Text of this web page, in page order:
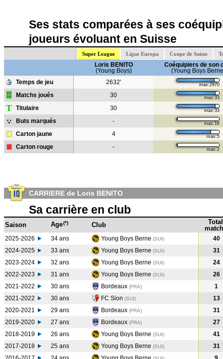
Ses stats comparées à ses
joueurs évoluant en Suisse
Super League Ligue Europa Coupe de Suisse
Loris BENITO
(Young Boys)
Coéquipiers de son
(Young Boys
Temps de jeu
2632' max:2970
Matchs joués 30 max:33
T Titulaire 30 max:33
Buts marqués - max:16
Carton jaune 4 max:5
Carton rouge - max:2
CARRIERE de Loris BENITO
Sa carrière en club
Saison Age(*) Club
Total
2025-2026 34 ans Young Boys Berne (SUI)
40
2024-2025
33 ans Young Boys Berne (SUI)
31
2023-2024
32 ans Young Boys Berne (SUI)
24
2022-2023
31 ans Young Boys Berne (SUI)
26
2021-2022
30 ans Bordeaux (FRA)
1
2021-2022
30 ans FC Sion (SUI)
13
2020-2021
29 ans Bordeaux (FRA)
31
2019-2020
27 ans Bordeaux (FRA)
27
2018-2019
26 ans Young Boys Berne (SUI)
41
2017-2018
25 ans Young Boys Berne (SUI)
31